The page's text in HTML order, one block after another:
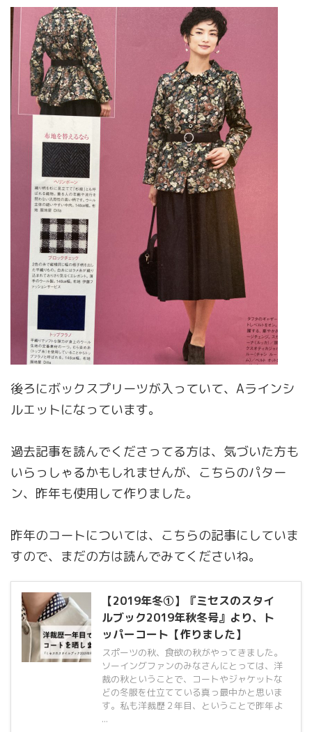
後ろにボックスプリーツが入っていて、Aラインシ
ルエットになっています。
過去記事を読んでくださってる方は、気づいた方も
いらっしゃるかもしれませんが、こちらのパター
ン、昨年も使用して作りました。
昨年のコートについては、こちらの記事にしていま
すので、まだの方は読んでみてくださいね。
【2019年冬①】『ミセスのスタイ
ルブック2019年秋冬号』より、ト
ッパーコート【作りました】
スポーツの秋、食欲の秋がやってきました。
ソーイングファンのみなさんにとっては、洋
裁の秋ということで、コートやジャケットな
どの冬服を仕立てている真っ最中かと思いま
す。私も洋裁歴２年目、ということで昨年よ
...